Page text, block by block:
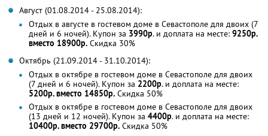
Август (01.08.2014 - 25.08.2014):
Отдых в августе в гостевом доме в Севастополе для двоих (7
дней и 6 ночей). Купон за 3990р. и доплата на месте: 9250р.
вместо 18900р. Скидка 30%
Октябрь (21.09.2014 - 31.10.2014):
Отдых в октябре в гостевом доме в Севастополе для двоих
(7 дней и 6 ночей). Купон за 2200р. и доплата на месте:
5200р. вместо 14850р. Скидка 50%
Отдых в октябре в гостевом доме в Севастополе для двоих
(13 дней и 12 ночей). Купон за 4400р. и доплата на месте:
10400р. вместо 29700р. Скидка 50%